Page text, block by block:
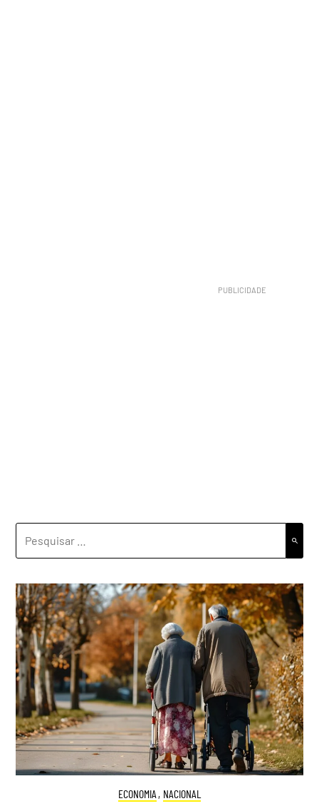
ECONOMIA , NACIONAL